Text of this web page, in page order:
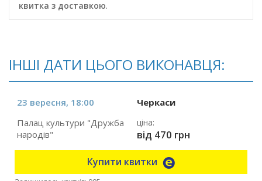
квитка з доставкою.
ІНШІ ДАТИ ЦЬОГО ВИКОНАВЦЯ:
23 вересня, 18:00
Черкаси
Палац культури "Дружба
народів"
ціна:
від 470 грн
Купити квитки